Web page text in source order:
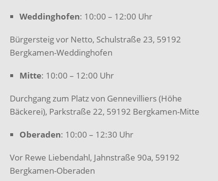
Weddinghofen: 10:00 – 12:00 Uhr
Bürgersteig vor Netto, Schulstraße 23, 59192
Bergkamen-Weddinghofen
Mitte: 10:00 – 12:00 Uhr
Durchgang zum Platz von Gennevilliers (Höhe
Bäckerei), Parkstraße 22, 59192 Bergkamen-Mitte
Oberaden: 10:00 – 12:30 Uhr
Vor Rewe Liebendahl, Jahnstraße 90a, 59192
Bergkamen-Oberaden